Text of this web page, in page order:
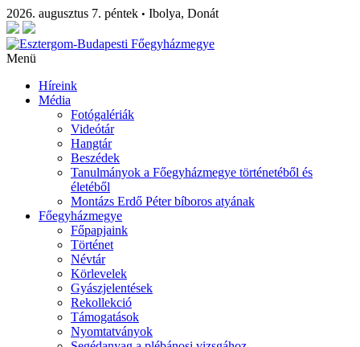
2026. augusztus 7. péntek • Ibolya, Donát
Menü
Híreink
Média
Fotógalériák
Videótár
Hangtár
Beszédek
Tanulmányok a Főegyházmegye történetéből és
életéből
Montázs Erdő Péter bíboros atyának
Főegyházmegye
Főpapjaink
Történet
Névtár
Körlevelek
Gyászjelentések
Rekollekció
Támogatások
Nyomtatványok